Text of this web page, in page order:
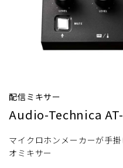
配信ミキサー
Audio-Technica
マイクロホンメーカーが手
オミキサー